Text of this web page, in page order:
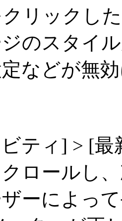
リックし
のスタイ
などが無
ティ] > [
ロールし
ーによっ